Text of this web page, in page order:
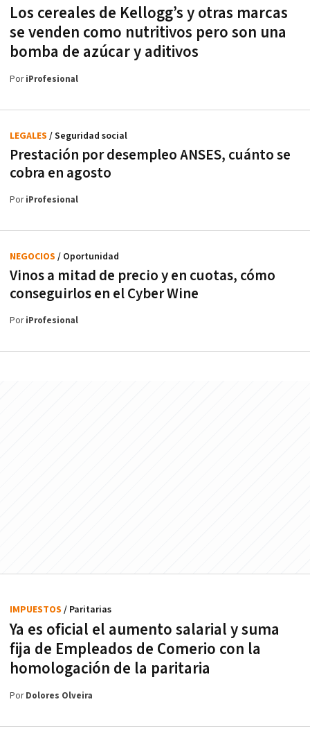
Los cereales de Kellogg’s y otras marcas
se venden como nutritivos pero son una
bomba de azúcar y aditivos
PoriProfesional
Prestación por desempleo ANSES, cuánto se
cobra en agosto
LEGALES / Seguridad social
PoriProfesional
Vinos a mitad de precio y en cuotas, cómo
conseguirlos en el Cyber Wine
NEGOCIOS / Oportunidad
PoriProfesional
Ya es oficial el aumento salarial y suma
fija de Empleados de Comerio con la
homologación de la paritaria
IMPUESTOS / Paritarias
PorDolores Olveira